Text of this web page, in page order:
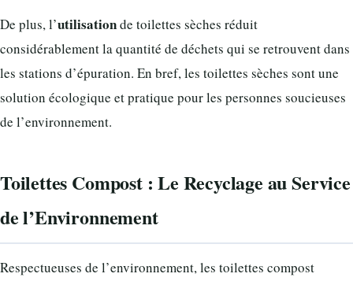
De plus, l’utilisationde toilettes sèches réduit
considérablement la quantité de déchets qui se retrouvent dans
les stations d’épuration. En bref, les toilettes sèches sont une
solution écologique et pratique pour les personnes soucieuses
de l’environnement.
Toilettes Compost : Le Recyclage au Service
de l’Environnement
Respectueuses de l’environnement, les toilettes compost